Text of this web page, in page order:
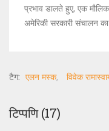
प्रभाव डालते हुए, एक मौलिक
अमेरिकी सरकारी संचालन
टैग: एलन मस्क विवेक
टिप्पणि (17)